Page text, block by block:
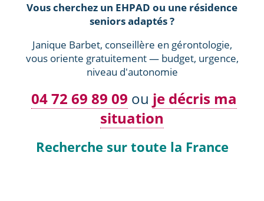
Vous cherchez un EHPAD ou une résidence
seniors adaptés ?
Janique Barbet, conseillère en gérontologie,
vous oriente gratuitement — budget, urgence,
niveau d'autonomie
04 72 69 89 09 ou je décris ma
situation
Recherche sur toute la France